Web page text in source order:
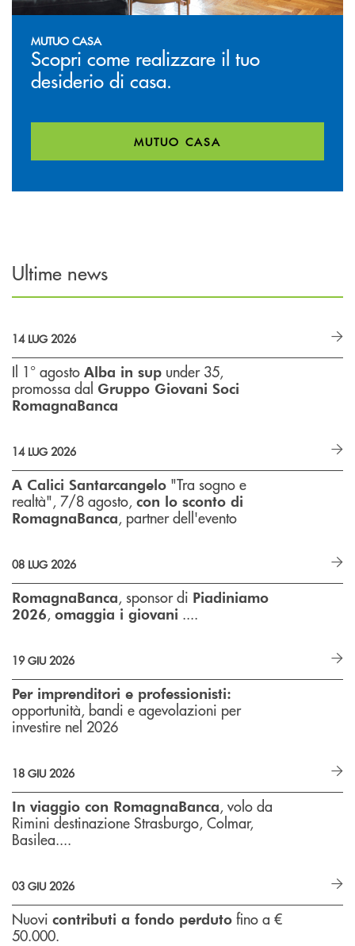
MUTUO CASA
Scopri come realizzare il tuo
desiderio di casa.
MUTUO CASA
Ultime news
14 LUG 2026
Il 1° agosto Alba in sup under 35,
promossa dal Gruppo Giovani Soci
RomagnaBanca
14 LUG 2026
A Calici Santarcangelo "Tra sogno e
realtà", 7/8 agosto, con lo sconto di
RomagnaBanca, partner dell'evento
08 LUG 2026
RomagnaBanca, sponsor di Piadiniamo
2026, omaggia i giovani ....
19 GIU 2026
Per imprenditori e professionisti:
opportunità, bandi e agevolazioni per
investire nel 2026
18 GIU 2026
In viaggio con RomagnaBanca, volo da
Rimini destinazione Strasburgo, Colmar,
Basilea....
03 GIU 2026
Nuovi contributi a fondo perduto fino a €
50.000.